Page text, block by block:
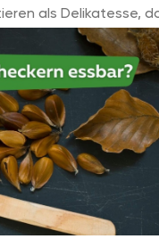
als Delikatesse,
von Menschen
beliebt. So wurde